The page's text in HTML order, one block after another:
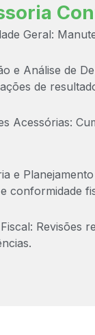
Geral:
e Análise de
de
Acessórias:
e
conformidade
Revisões